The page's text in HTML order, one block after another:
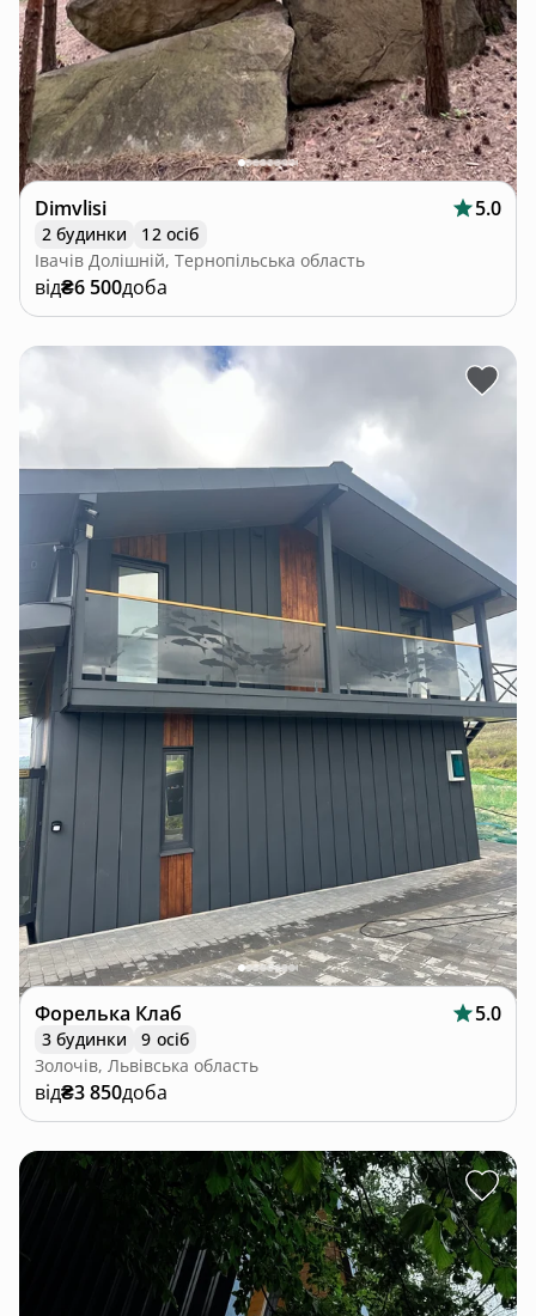
Dimvlisi 5.0
2 будинки
12 осіб
Івачів Долішній, Тернопільська область
від₴6 500доба
Форелька Клаб 5.0
3 будинки
9 осіб
Золочів, Львівська область
від₴3 850доба